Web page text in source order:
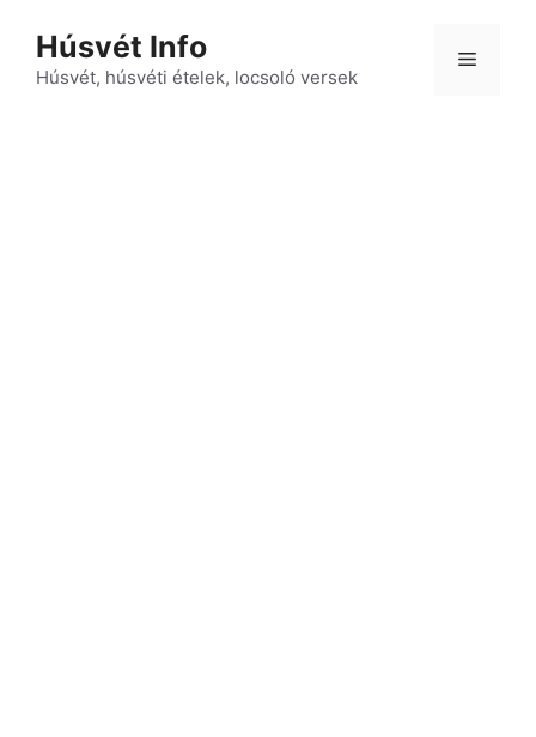
tartalomba
Húsvét Info
Húsvét, húsvéti ételek, locsoló versek
Menü